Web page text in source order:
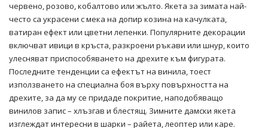
червено, розово, кобалтово или жълто. Якета за зимата най-
често са украсени с мека на допир козина на качулката,
ватиран ефект или цветни лепенки. Популярните декорации
включват ивици в кръста, разкроени ръкави или шнур, които
улесняват приспособяването на дрехите към фигурата.
Последните тенденции са ефектът на винила, тоест
използването на специална боя върху повърхността на
дрехите, за да му се придаде покритие, наподобяващо
винилов запис – хлъзгав и блестящ. Зимните дамски якета
изглеждат интересни в шарки – райета, леоптер или каре.